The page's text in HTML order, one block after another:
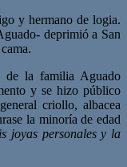
y hermano de logia.
deprimió a San
de la familia Aguado
y se hizo público
criollo, albacea
la minoría de edad
joyas personales y la